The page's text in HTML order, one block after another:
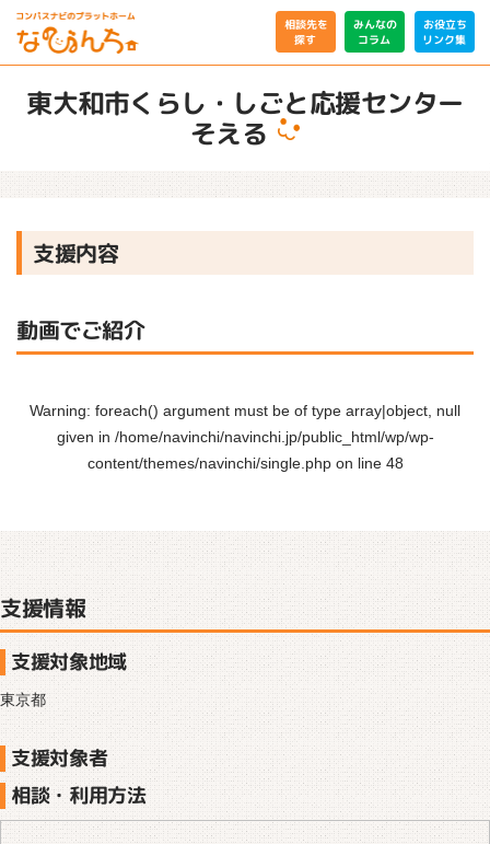
相談先を
探す
みんなの
コラム
お役立ち
リンク集
東大和市くらし・しごと応援センター
そえる
支援内容
動画でご紹介
Warning: foreach() argument must be of type array|object, null
given in /home/navinchi/navinchi.jp/public_html/wp/wp-
content/themes/navinchi/single.phpon line 48
支援情報
支援対象地域
東京都
支援対象者
相談・利用方法